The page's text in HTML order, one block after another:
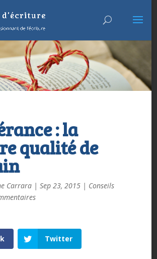
: la
qualité de
Carrara| Sep 23, 2015| Conseils
Twitter